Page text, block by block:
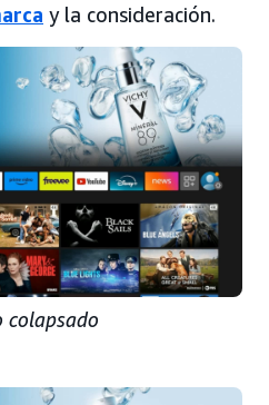
y la consideración.
colapsado